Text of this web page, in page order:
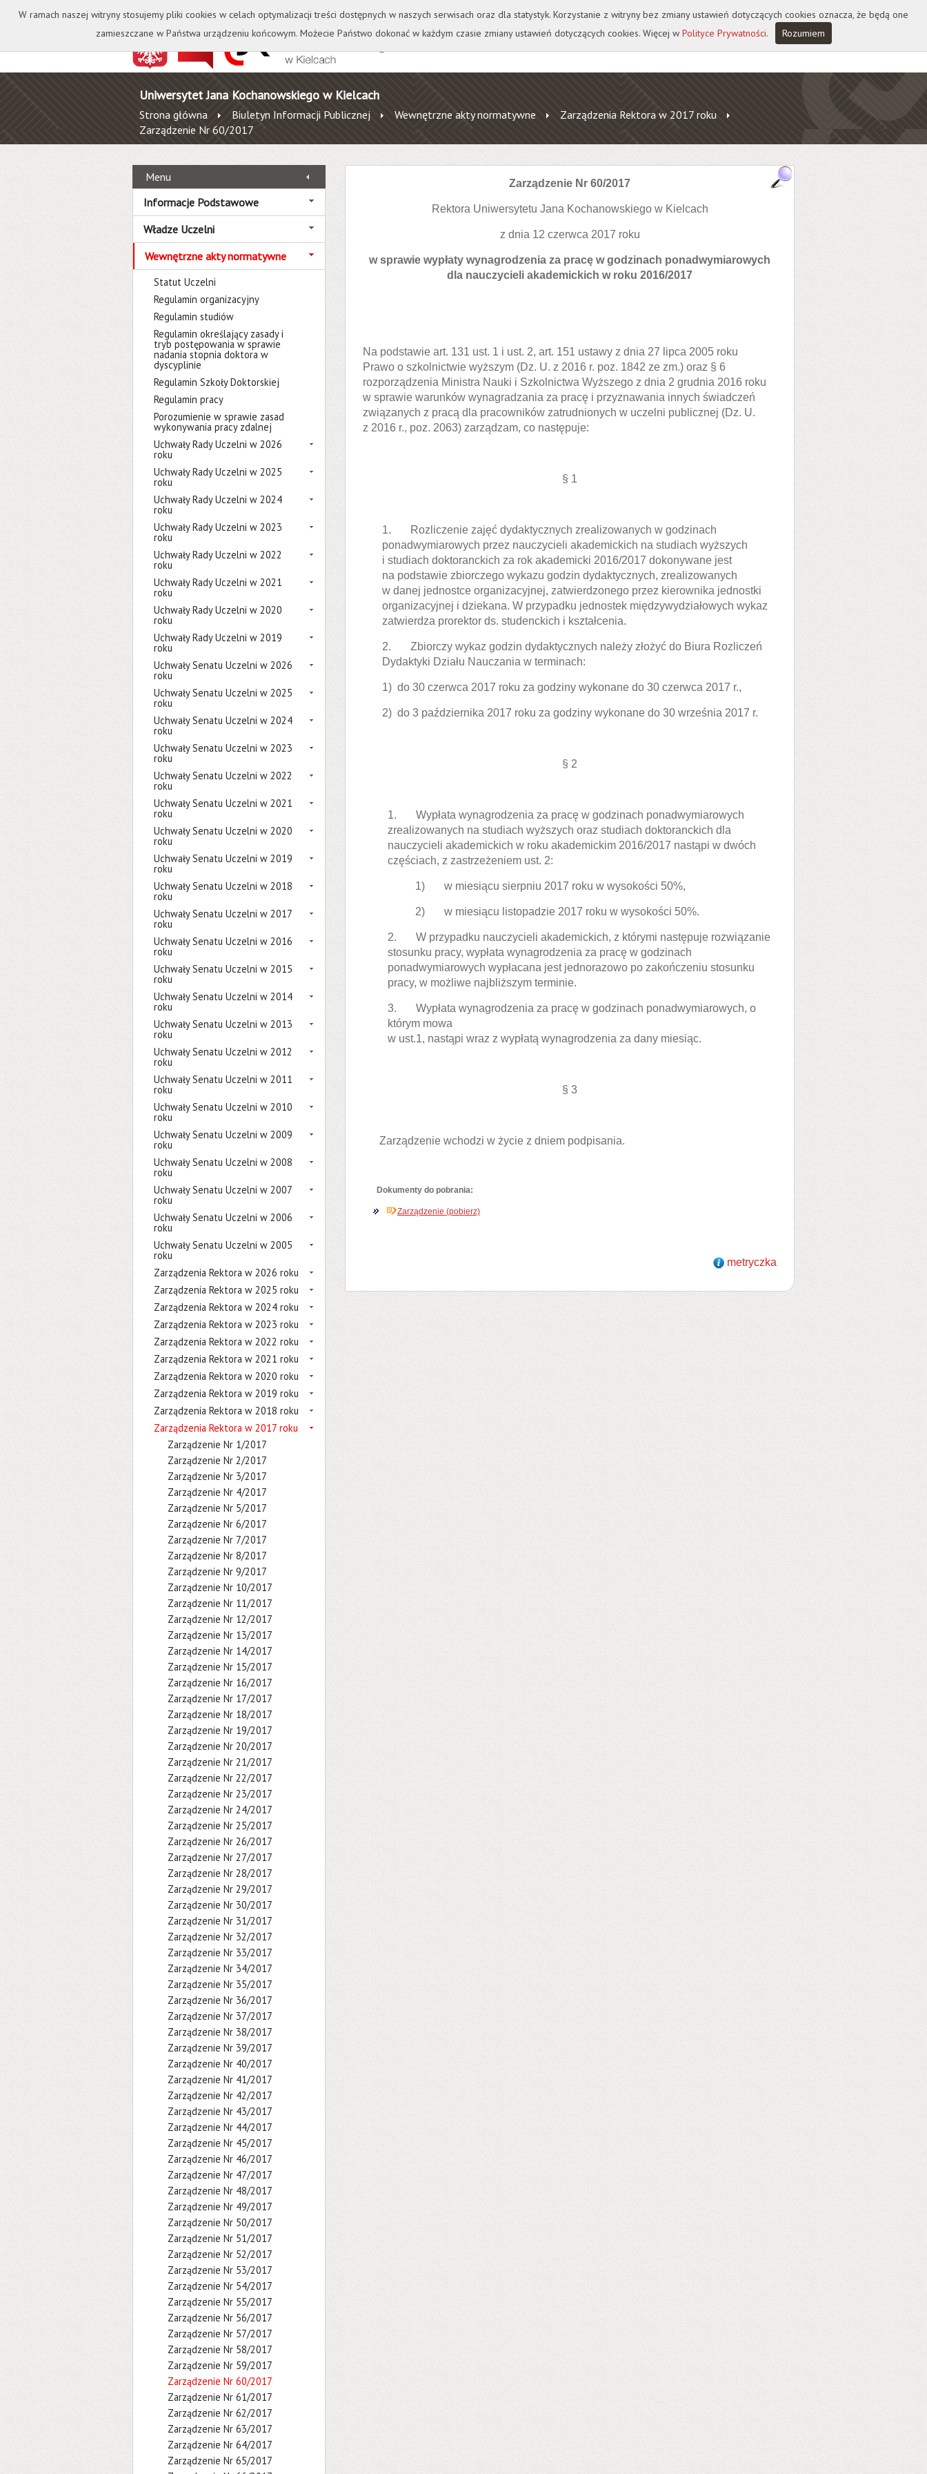
Kontakt Biblioteka Wydawnictwo Wirtualna Uczelnia A A A A
Uniwersytet Jana Kochanowskiego w Kielcach
Strona główna Biuletyn Informacji Publicznej Wewnętrzne akty normatywne
Zarządzenia Rektora w 2017 roku
Zarządzenie Nr 60/2017
Menu
Informacje Podstawowe
Władze Uczelni
Wewnętrzne akty normatywne
Statut Uczelni
Regulamin organizacyjny
Regulamin studiów
Regulamin określający zasady i
tryb postępowania w sprawie
nadania stopnia doktora w
dyscyplinie
Regulamin Szkoły Doktorskiej
Regulamin pracy
Porozumienie w sprawie zasad
wykonywania pracy zdalnej
Uchwały Rady Uczelni w 2026
roku
Uchwały Rady Uczelni w 2025
roku
Uchwały Rady Uczelni w 2024
roku
Uchwały Rady Uczelni w 2023
roku
Uchwały Rady Uczelni w 2022
roku
Uchwały Rady Uczelni w 2021
roku
Uchwały Rady Uczelni w 2020
roku
Uchwały Rady Uczelni w 2019
roku
Uchwały Senatu Uczelni w 2026
roku
Uchwały Senatu Uczelni w 2025
roku
Uchwały Senatu Uczelni w 2024
roku
Uchwały Senatu Uczelni w 2023
roku
Uchwały Senatu Uczelni w 2022
roku
Uchwały Senatu Uczelni w 2021
roku
Uchwały Senatu Uczelni w 2020
roku
Uchwały Senatu Uczelni w 2019
roku
Uchwały Senatu Uczelni w 2018
roku
Uchwały Senatu Uczelni w 2017
roku
Uchwały Senatu Uczelni w 2016
roku
Uchwały Senatu Uczelni w 2015
roku
Uchwały Senatu Uczelni w 2014
roku
Uchwały Senatu Uczelni w 2013
roku
Uchwały Senatu Uczelni w 2012
roku
Uchwały Senatu Uczelni w 2011
roku
Uchwały Senatu Uczelni w 2010
roku
Uchwały Senatu Uczelni w 2009
roku
Uchwały Senatu Uczelni w 2008
roku
Uchwały Senatu Uczelni w 2007
roku
Uchwały Senatu Uczelni w 2006
roku
Uchwały Senatu Uczelni w 2005
roku
Zarządzenia Rektora w 2026 roku
Zarządzenia Rektora w 2025 roku
Zarządzenia Rektora w 2024 roku
Zarządzenia Rektora w 2023 roku
Zarządzenia Rektora w 2022 roku
Zarządzenia Rektora w 2021 roku
Zarządzenia Rektora w 2020 roku
Zarządzenia Rektora w 2019 roku
Zarządzenia Rektora w 2018 roku
Zarządzenia Rektora w 2017 roku
Zarządzenie Nr 1/2017
Zarządzenie Nr 2/2017
Zarządzenie Nr 3/2017
Zarządzenie Nr 4/2017
Zarządzenie Nr 5/2017
Zarządzenie Nr 6/2017
Zarządzenie Nr 7/2017
Zarządzenie Nr 8/2017
Zarządzenie Nr 9/2017
Zarządzenie Nr 10/2017
Zarządzenie Nr 11/2017
Zarządzenie Nr 12/2017
Zarządzenie Nr 13/2017
Zarządzenie Nr 14/2017
Zarządzenie Nr 15/2017
Zarządzenie Nr 16/2017
Zarządzenie Nr 17/2017
Zarządzenie Nr 18/2017
Zarządzenie Nr 19/2017
Zarządzenie Nr 20/2017
Zarządzenie Nr 21/2017
Zarządzenie Nr 22/2017
Zarządzenie Nr 23/2017
Zarządzenie Nr 24/2017
Zarządzenie Nr 25/2017
Zarządzenie Nr 26/2017
Zarządzenie Nr 27/2017
Zarządzenie Nr 28/2017
Zarządzenie Nr 29/2017
Zarządzenie Nr 30/2017
Zarządzenie Nr 31/2017
Zarządzenie Nr 32/2017
Zarządzenie Nr 33/2017
Zarządzenie Nr 34/2017
Zarządzenie Nr 35/2017
Zarządzenie Nr 36/2017
Zarządzenie Nr 37/2017
Zarządzenie Nr 38/2017
Zarządzenie Nr 39/2017
Zarządzenie Nr 40/2017
Zarządzenie Nr 41/2017
Zarządzenie Nr 42/2017
Zarządzenie Nr 43/2017
Zarządzenie Nr 44/2017
Zarządzenie Nr 45/2017
Zarządzenie Nr 46/2017
Zarządzenie Nr 47/2017
Zarządzenie Nr 48/2017
Zarządzenie Nr 49/2017
Zarządzenie Nr 50/2017
Zarządzenie Nr 51/2017
Zarządzenie Nr 52/2017
Zarządzenie Nr 53/2017
Zarządzenie Nr 54/2017
Zarządzenie Nr 55/2017
Zarządzenie Nr 56/2017
Zarządzenie Nr 57/2017
Zarządzenie Nr 58/2017
Zarządzenie Nr 59/2017
Zarządzenie Nr 60/2017
Zarządzenie Nr 61/2017
Zarządzenie Nr 62/2017
Zarządzenie Nr 63/2017
Zarządzenie Nr 64/2017
Zarządzenie Nr 65/2017
Zarządzenie Nr 60/2017
Rektora Uniwersytetu Jana Kochanowskiego w Kielcach
z dnia 12 czerwca 2017 roku
w sprawie wypłaty wynagrodzenia za pracę w godzinach ponadwymiarowych
dla nauczycieli akademickich w roku 2016/2017
Na podstawie art. 131 ust. 1 i ust. 2, art. 151 ustawy z dnia 27 lipca 2005 roku
Prawo o szkolnictwie wyższym (Dz. U. z 2016 r. poz. 1842 ze zm.) oraz § 6
rozporządzenia Ministra Nauki i Szkolnictwa Wyższego z dnia 2 grudnia 2016 roku
w sprawie warunków wynagradzania za pracę i przyznawania innych świadczeń
związanych z pracą dla pracowników zatrudnionych w uczelni publicznej (Dz. U.
z 2016 r., poz. 2063) zarządzam, co następuje:
§ 1
1. Rozliczenie zajęć dydaktycznych zrealizowanych w godzinach
ponadwymiarowych przez nauczycieli akademickich na studiach wyższych
i studiach doktoranckich za rok akademicki 2016/2017 dokonywane jest
na podstawie zbiorczego wykazu godzin dydaktycznych, zrealizowanych
w danej jednostce organizacyjnej, zatwierdzonego przez kierownika jednostki
organizacyjnej i dziekana. W przypadku jednostek międzywydziałowych wykaz
zatwierdza prorektor ds. studenckich i kształcenia.
2. Zbiorczy wykaz godzin dydaktycznych należy złożyć do Biura Rozliczeń
Dydaktyki Działu Nauczania w terminach:
1) do 30 czerwca 2017 roku za godziny wykonane do 30 czerwca 2017 r.,
2) do 3 października 2017 roku za godziny wykonane do 30 września 2017 r.
§ 2
1. Wypłata wynagrodzenia za pracę w godzinach ponadwymiarowych
zrealizowanych na studiach wyższych oraz studiach doktoranckich dla
nauczycieli akademickich w roku akademickim 2016/2017 nastąpi w dwóch
częściach, z zastrzeżeniem ust. 2:
1) w miesiącu sierpniu 2017 roku w wysokości 50%,
2) w miesiącu listopadzie 2017 roku w wysokości 50%.
2. W przypadku nauczycieli akademickich, z którymi następuje rozwiązanie
stosunku pracy, wypłata wynagrodzenia za pracę w godzinach
ponadwymiarowych wypłacana jest jednorazowo po zakończeniu stosunku
pracy, w możliwe najbliższym terminie.
3. Wypłata wynagrodzenia za pracę w godzinach ponadwymiarowych, o
którym mowa
w ust.1, nastąpi wraz z wypłatą wynagrodzenia za dany miesiąc.
§ 3
Zarządzenie wchodzi w życie z dniem podpisania.
Dokumenty do pobrania:
Zarządzenie (pobierz)
metryczka
W ramach naszej witryny stosujemy pliki cookies w celach optymalizacji treści dostępnych w naszych serwisach oraz dla statystyk. Korzystanie z witryny bez zmiany ustawień dotyczących cookies oznacza, że będą one
zamieszczane w Państwa urządzeniu końcowym. Możecie Państwo dokonać w każdym czasie zmiany ustawień dotyczących cookies. Więcej w Polityce Prywatności. Rozumiem